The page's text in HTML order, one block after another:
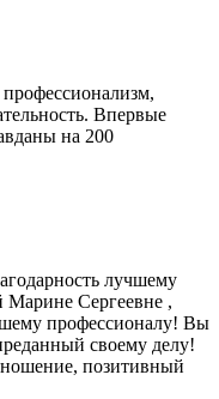
Впервые
на 200
лучшему
Марине Сергеевне ,
профессионалу! Вы
своему делу!
позитивный